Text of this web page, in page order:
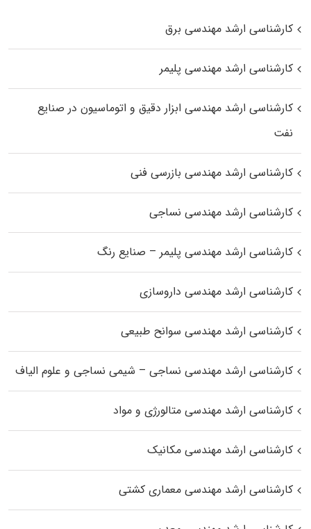
کارشناسی ارشد مهندسی برق
کارشناسی ارشد مهندسی پلیمر
کارشناسی ارشد مهندسی ابزار دقیق و اتوماسیون در صنایع
نفت
کارشناسی ارشد مهندسی بازرسی فنی
کارشناسی ارشد مهندسی نساجی
کارشناسی ارشد مهندسی پلیمر – صنایع رنگ
کارشناسی ارشد مهندسی داروسازی
کارشناسی ارشد مهندسی سوانح طبیعی
کارشناسی ارشد مهندسی نساجی – شیمی نساجی و علوم الیاف
کارشناسی ارشد مهندسی متالورژی و مواد
کارشناسی ارشد مهندسی مکانیک
کارشناسی ارشد مهندسی معماری کشتی